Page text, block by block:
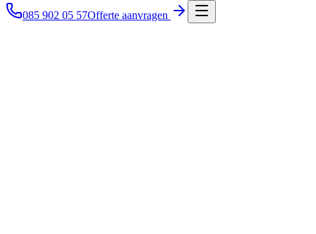
085 902 05 57Offerte aanvragen